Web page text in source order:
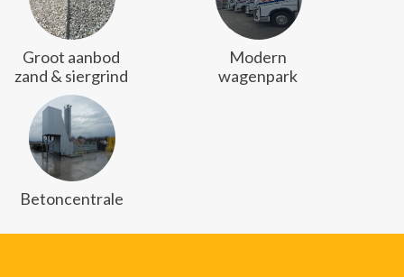
Groot aanbod
zand & siergrind
Modern
wagenpark
Betoncentrale